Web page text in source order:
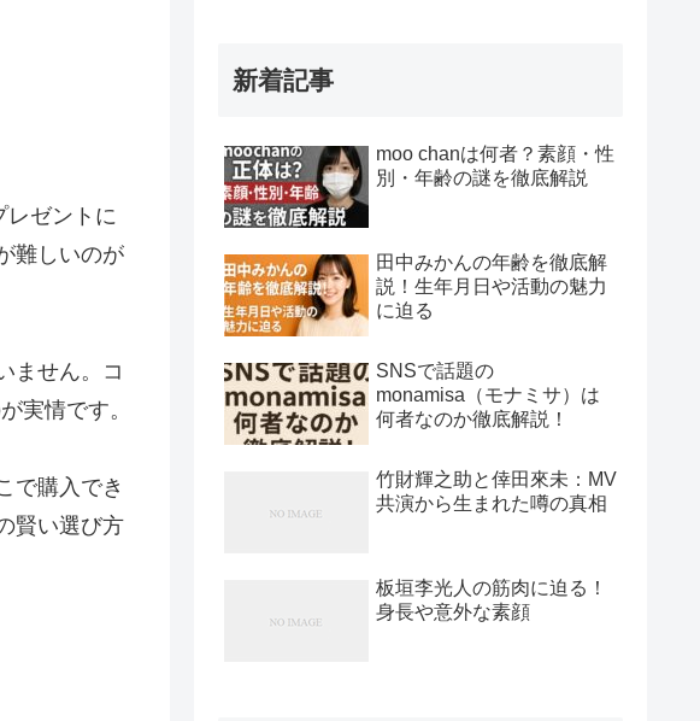
レゼントに
難しいのが
ません。コ
実情です。
で購入でき
賢い選び方
新着記事
moo chanは何者？素顔・性
別・年齢の謎を徹底解説
田中みかんの年齢を徹底解
説！生年月日や活動の魅力
に迫る
SNSで話題の
monamisa（モナミサ）は
何者なのか徹底解説！
竹財輝之助と倖田來未：MV
共演から生まれた噂の真相
板垣李光人の筋肉に迫る！
身長や意外な素顔